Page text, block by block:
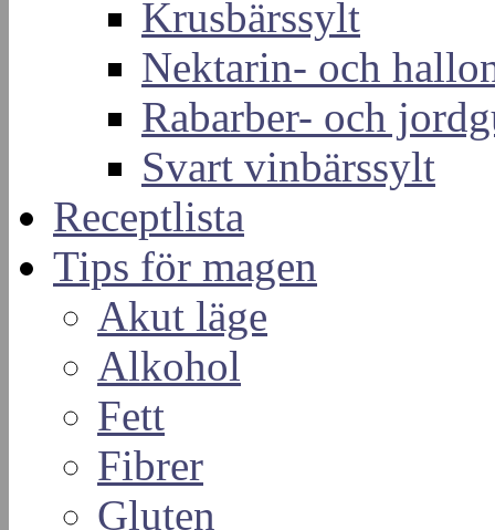
Krusbärssylt
Nektarin- och
Rabarber- och
Svart vinbärssylt
Receptlista
Tips för magen
Akut läge
Alkohol
Fett
Fibrer
Gluten